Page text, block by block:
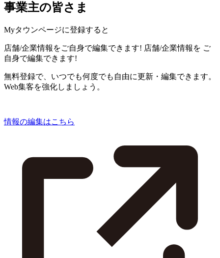
事業主の皆さま
Myタウンページに登録すると
店舗/企業情報をご自身で編集できます! 店舗/企業情報を ご
自身で編集できます!
無料登録で、いつでも何度でも自由に更新・編集できます。
Web集客を強化しましょう。
情報の編集はこちら